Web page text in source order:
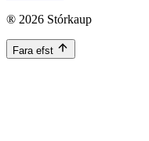
® 2026 Stórkaup
Fara efst